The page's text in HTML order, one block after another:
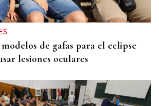
de gafas para el eclipse
lesiones oculares